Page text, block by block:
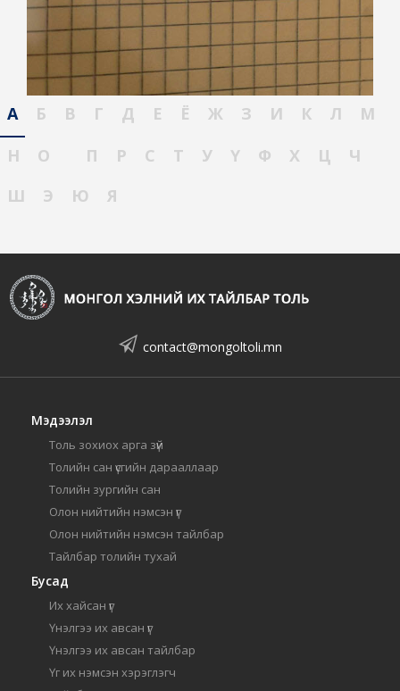
А Б В Г Д Е Ё Ж З И К Л
М
Н
О П Р С Т У Ү Ф Х Ц
Ч
Ш
Э Ю Я
contact@mongoltoli.mn
Мэдээлэл
Толь зохиох арга зүй
Толийн сан үсгийн дарааллаар
Толийн зургийн сан
Олон нийтийн нэмсэн үг
Олон нийтийн нэмсэн тайлбар
Тайлбар толийн тухай
Бусад
Их хайсан үг
Үнэлгээ их авсан үг
Үнэлгээ их авсан тайлбар
Үг их нэмсэн хэрэглэгч